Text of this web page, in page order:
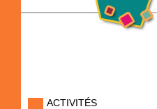
ACTIVITÉS